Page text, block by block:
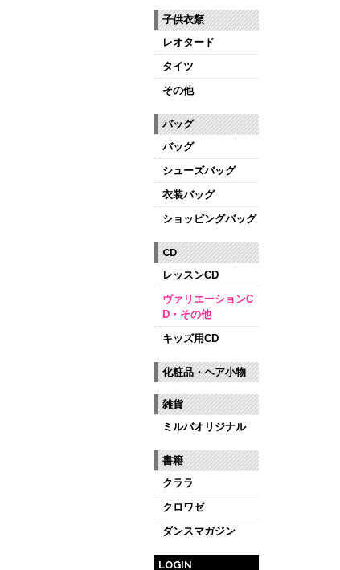
子供衣類
レオタード
タイツ
その他
バッグ
バッグ
シューズバッグ
衣装バッグ
ショッピングバッグ
CD
レッスンCD
ヴァリエーションC
D・その他
キッズ用CD
化粧品・ヘア小物
雑貨
ミルバオリジナル
書籍
クララ
クロワゼ
ダンスマガジン
LOGIN